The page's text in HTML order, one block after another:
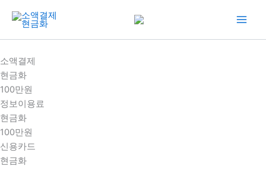
건
너
뛰
기
소액결제
현금화
100만원
정보이용료
현금화
100만원
신용카드
현금화